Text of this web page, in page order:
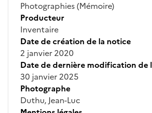
Photographies (Mémoire)
Producteur
Inventaire
Date de création de la notice
2 janvier 2020
Date de dernière modification de
30 janvier 2025
Photographe
Duthu, Jean-Luc